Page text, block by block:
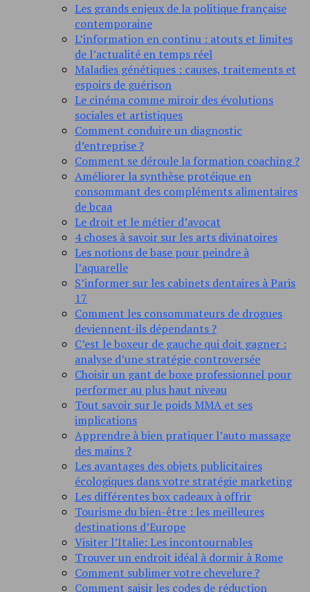
Les grands enjeux de la politique française
contemporaine
L’information en continu : atouts et limites
de l’actualité en temps réel
Maladies génétiques : causes, traitements et
espoirs de guérison
Le cinéma comme miroir des évolutions
sociales et artistiques
Comment conduire un diagnostic
d’entreprise ?
Comment se déroule la formation coaching ?
Améliorer la synthèse protéique en
consommant des compléments alimentaires
de bcaa
Le droit et le métier d’avocat
4 choses à savoir sur les arts divinatoires
Les notions de base pour peindre à
l’aquarelle
S’informer sur les cabinets dentaires à Paris
17
Comment les consommateurs de drogues
deviennent-ils dépendants ?
C’est le boxeur de gauche qui doit gagner :
analyse d’une stratégie controversée
Choisir un gant de boxe professionnel pour
performer au plus haut niveau
Tout savoir sur le poids MMA et ses
implications
Apprendre à bien pratiquer l’auto massage
des mains ?
Les avantages des objets publicitaires
écologiques dans votre stratégie marketing
Les différentes box cadeaux à offrir
Tourisme du bien-être : les meilleures
destinations d’Europe
Visiter l’Italie: Les incontournables
Trouver un endroit idéal à dormir à Rome
Comment sublimer votre chevelure ?
Comment saisir les codes de réduction